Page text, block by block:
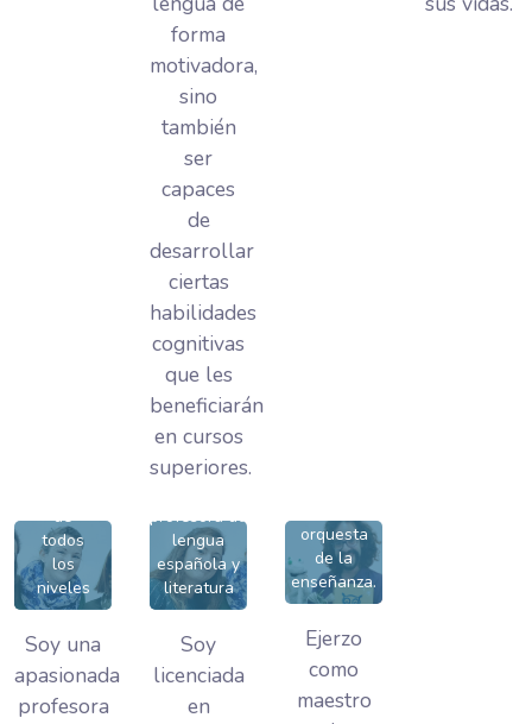
forma
motivadora,
sino
también
ser
capaces
de
desarrollar
ciertas
habilidades
cognitivas
que les
beneficiarán
en cursos
superiores.
de
todos
los
niveles
Soy una
apasionada
profesora
-
Ana
-
Coordinadora
del
departamento
de inglés,
teacher en
todos los
profesora de
lengua
española y
literatura
Soy
licenciada
en
orquesta
de la
enseñanza.
Ejerzo
como
maestro